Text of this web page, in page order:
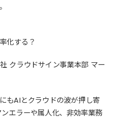
化する？
クラウドサイン事業本部 マー
もAIとクラウドの波が押し寄
エラーや属人化、非効率業務